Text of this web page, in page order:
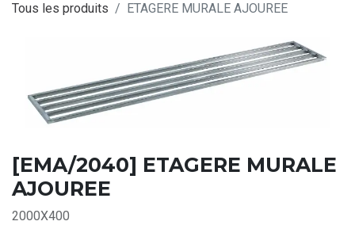
Tous les produits ETAGERE MURALE AJOUREE
[EMA/2040] ETAGERE MURALE
AJOUREE
2000X400